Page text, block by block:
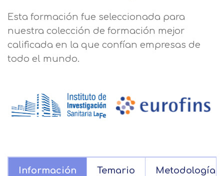
Esta formación fue seleccionada para
nuestra colección de formación mejor
calificada en la que confían empresas de
todo el mundo.
Información Temario Metodología